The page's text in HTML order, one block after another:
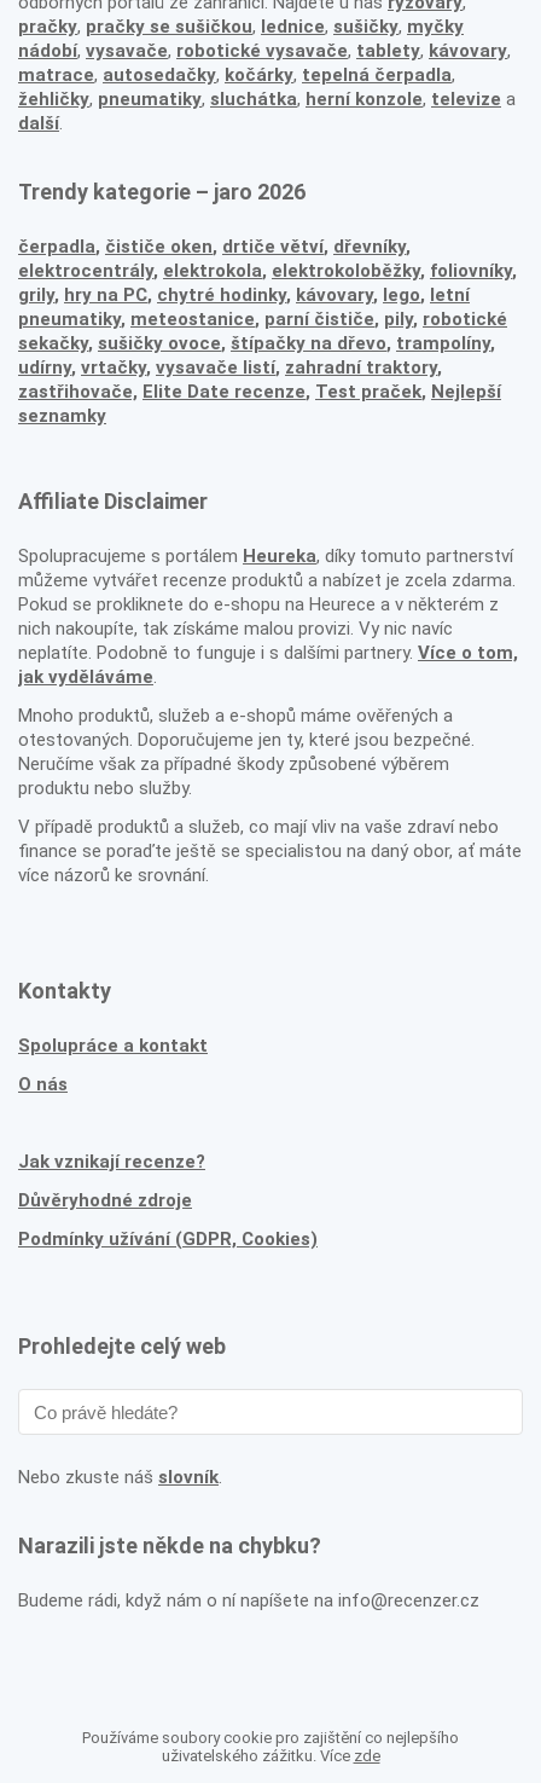
pračky, pračky se sušičkou, lednice, sušičky, myčky
nádobí, vysavače, robotické vysavače, tablety, kávovary,
matrace, autosedačky, kočárky, tepelná čerpadla,
žehličky, pneumatiky, sluchátka, herní konzole, televize a
další.
Trendy kategorie – jaro 2026
čerpadla, čističe oken, drtiče větví, dřevníky,
elektrocentrály, elektrokola, elektrokoloběžky, foliovníky,
grily, hry na PC, chytré hodinky, kávovary, lego, letní
pneumatiky, meteostanice, parní čističe, pily, robotické
sekačky, sušičky ovoce, štípačky na dřevo, trampolíny,
udírny, vrtačky, vysavače listí, zahradní traktory,
zastřihovače, Elite Date recenze, Test praček, Nejlepší
seznamky
Affiliate Disclaimer
Spolupracujeme s portálem Heureka, díky tomuto partnerství
můžeme vytvářet recenze produktů a nabízet je zcela zdarma.
Pokud se prokliknete do e-shopu na Heurece a v některém z
nich nakoupíte, tak získáme malou provizi. Vy nic navíc
neplatíte. Podobně to funguje i s dalšími partnery. Více o tom,
jak vyděláváme.
Mnoho produktů, služeb a e-shopů máme ověřených a
otestovaných. Doporučujeme jen ty, které jsou bezpečné.
Neručíme však za případné škody způsobené výběrem
produktu nebo služby.
V případě produktů a služeb, co mají vliv na vaše zdraví nebo
finance se poraďte ještě se specialistou na daný obor, ať máte
více názorů ke srovnání.
Kontakty
Spolupráce a kontakt
O nás
Jak vznikají recenze?
Důvěryhodné zdroje
Podmínky užívání (GDPR, Cookies)
Prohledejte celý web
Nebo zkuste náš slovník.
Narazili jste někde na chybku?
Budeme rádi, když nám o ní napíšete na info@recenzer.cz
Používáme soubory cookie pro zajištění co nejlepšího
uživatelského zážitku. Více zde